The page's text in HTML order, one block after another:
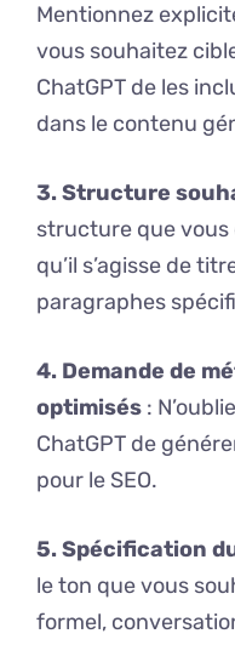
Mentionnez
vous souhaitez
ChatGPT de les
dans le contenu
3. Structure
structure que vous
qu’il s’agisse de
paragraphes
4. Demande de
optimisés :
ChatGPT de
pour le SEO.
5. Spécification
le ton que vous
formel,